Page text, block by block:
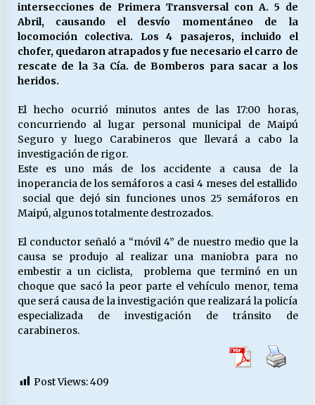
Escuela hospitalaria El Carmen de Maipu.
25/06/2026
23/06/2026
VOLVER A SER ALTERNATIVA
16/06/2026
MUNICIPALIDADES, HONORARIOS, DESPIDOS
28/05/2026
Releyendo la Rerum Novarum a 135 años. “La
cuestión social hoy”.
16/05/2026
S.O.S. a los ricos, Save Our Souls (Salvar
intersecciones de Primera Transversal con A. 5 de
Abril, causando el desvío momentáneo de la
locomoción colectiva. Los 4 pasajeros, incluido el
chofer, quedaron atrapados y fue necesario el carro de
rescate de la 3a Cía. de Bomberos para sacar a los
heridos.
El hecho ocurrió minutos antes de las 17:00 horas,
concurriendo al lugar personal municipal de Maipú
Seguro y luego Carabineros que llevará a cabo la
investigación de rigor.
Este es uno más de los accidente a causa de la
inoperancia de los semáforos a casi 4 meses del estallido
social que dejó sin funciones unos 25 semáforos en
Maipú, algunos totalmente destrozados.
El conductor señaló a “móvil 4” de nuestro medio que la
causa se produjo al realizar una maniobra para no
embestir a un ciclista, problema que terminó en un
choque que sacó la peor parte el vehículo menor, tema
que será causa de la investigación que realizará la policía
especializada de investigación de tránsito de
carabineros.
Post Views:409